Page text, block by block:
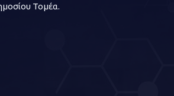
Τομέα.